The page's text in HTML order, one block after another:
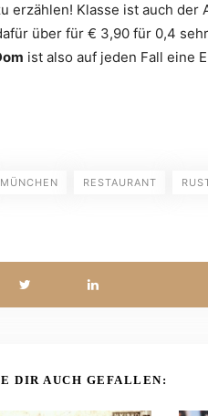
erzählen! Klasse ist auch der
über für € 3,90 für 0,4
ist also auf jeden Fall eine
MÜNCHEN RESTAURANT
DIR AUCH GEFALLEN: